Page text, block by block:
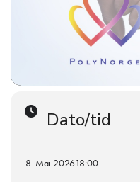
Dato/tid
8. Mai 202618:00